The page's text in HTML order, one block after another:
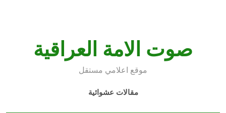
صوت الامة العراقية
موقع اعلامي مستقل
مقالات عشوائية